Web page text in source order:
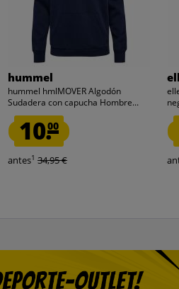
hummel
hummel hmlMOVER Algodón
Sudadera con capucha Hombre...
10.00
antes1 34,95 €